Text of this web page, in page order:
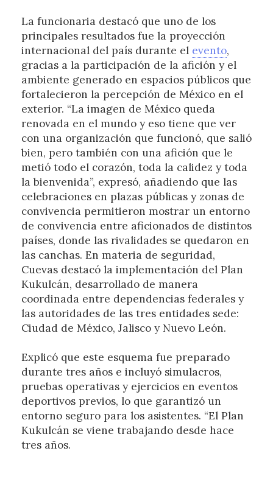
La funcionaria destacó que uno de los
principales resultados fue la proyección
internacional del país durante el evento,
gracias a la participación de la afición y el
ambiente generado en espacios públicos que
fortalecieron la percepción de México en el
exterior. “La imagen de México queda
renovada en el mundo y eso tiene que ver
con una organización que funcionó, que salió
bien, pero también con una afición que le
metió todo el corazón, toda la calidez y toda
la bienvenida”, expresó, añadiendo que las
celebraciones en plazas públicas y zonas de
convivencia permitieron mostrar un entorno
de convivencia entre aficionados de distintos
países, donde las rivalidades se quedaron en
las canchas. En materia de seguridad,
Cuevas destacó la implementación del Plan
Kukulcán, desarrollado de manera
coordinada entre dependencias federales y
las autoridades de las tres entidades sede:
Ciudad de México, Jalisco y Nuevo León.
Explicó que este esquema fue preparado
durante tres años e incluyó simulacros,
pruebas operativas y ejercicios en eventos
deportivos previos, lo que garantizó un
entorno seguro para los asistentes. “El Plan
Kukulcán se viene trabajando desde hace
tres años.